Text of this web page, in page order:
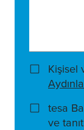
Kişisel
tesa
ve